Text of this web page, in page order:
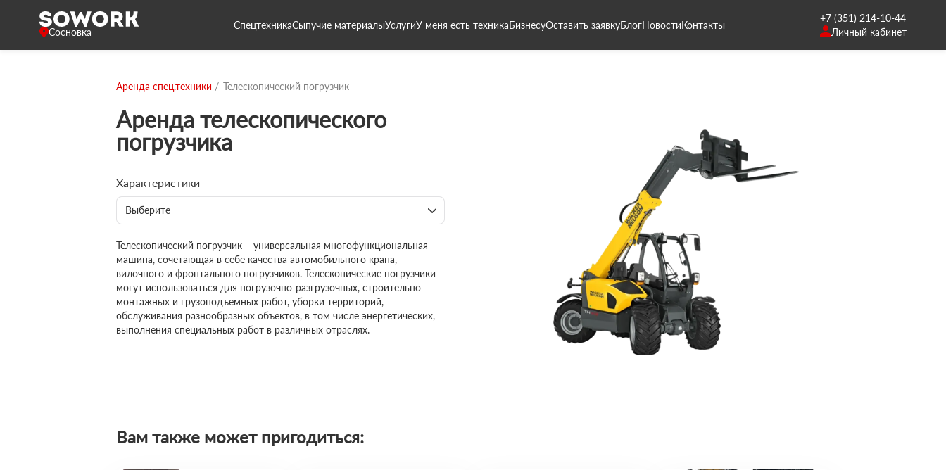
Сосновка
СпецтехникаСыпучие материалыУслугиУ меня есть техникаБизнесуОставить заявкуБлогНовостиКонтакты
+7 (351) 214-10-44
Личный кабинет
Аренда спец.техники Телескопический погрузчик
Аренда телескопического
погрузчика
Характеристики
Выберите
Телескопический погрузчик – универсальная многофункциональная
машина, сочетающая в себе качества автомобильного крана,
вилочного и фронтального погрузчиков. Телескопические погрузчики
могут использоваться для погрузочно-разгрузочных, строительно-
монтажных и грузоподъемных работ, уборки территорий,
обслуживания разнообразных объектов, в том числе энергетических,
выполнения специальных работ в различных отраслях.
Вам также может пригодиться: